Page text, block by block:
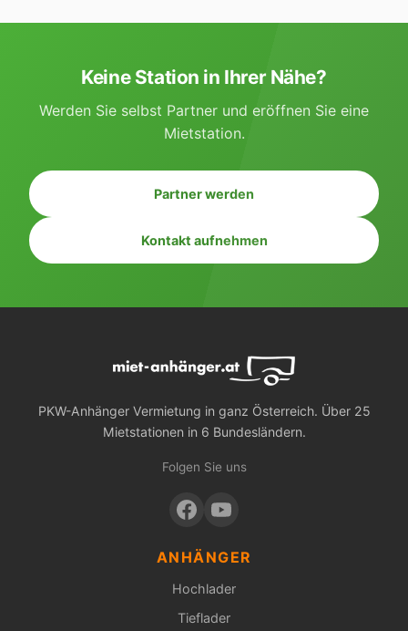
Keine Station in Ihrer Nähe?
Werden Sie selbst Partner und eröffnen Sie eine
Mietstation.
Partner werden
Kontakt aufnehmen
PKW-Anhänger Vermietung in ganz Österreich. Über 25
Mietstationen in 6 Bundesländern.
Folgen Sie uns
ANHÄNGER
Hochlader
Tieflader